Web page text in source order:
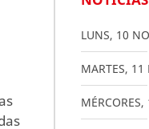
LUNS, 10
MARTES, 11
MÉRCORES,